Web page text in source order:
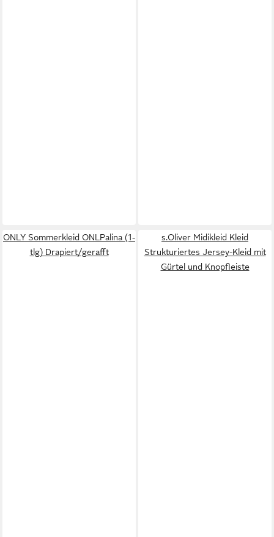
ONLY Sommerkleid ONLPalina (1-
tlg) Drapiert/gerafft
s.Oliver Midikleid Kleid
Strukturiertes Jersey-Kleid mit
Gürtel und Knopfleiste